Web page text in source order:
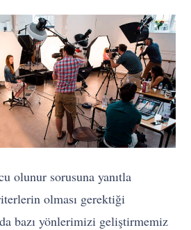
olunur sorusuna yanıtla
olması gerektiği
bazı yönlerimizi geliştirmemiz